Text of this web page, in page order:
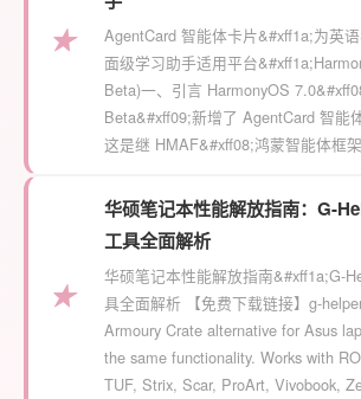
★
AgentCard 智能体卡片&#xff1a;为英
面级学习助手适用平台
Beta)一、引言 HarmonyOS
Beta&#xff09;新增了 AgentCard 智能
这是继 HMAF&#xff08;鸿蒙智能体框
★
华硕笔记本性能解放指南：G-
工具全面解析
华硕笔记本性能解放指南&#xff1a;G-
具全面解析 【免费下载链接】g-
Armoury Crate alternative for Asus
the same functionality. Works with
TUF, Strix, Scar, ProArt, Vivobook,